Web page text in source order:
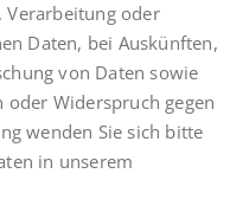
Verarbeitung oder
Daten, bei Auskünften,
von Daten sowie
Widerspruch gegen
wenden Sie sich bitte
in unserem